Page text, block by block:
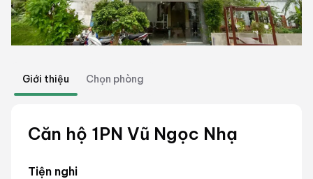
Giới thiệu Chọn phòng
Căn hộ 1PN Vũ Ngọc Nhạ
Tiện nghi